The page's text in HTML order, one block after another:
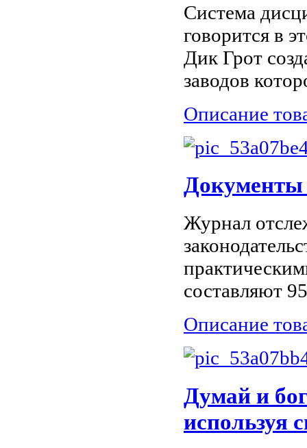
Система
говорится в
Дик Грот
заводов
Описание
Документы
Журнал
составляют
Описание
Думай и
используя